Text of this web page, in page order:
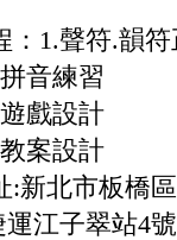
1.聲符.韻
拼音練習
戲設計
案設計
:新北市板橋
子翠站4號